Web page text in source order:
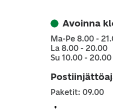
Avoinna
Ma-Pe 8.00 -
La 8.00 - 20.00
Su 10.00 - 20.00
Paketit: 09.00